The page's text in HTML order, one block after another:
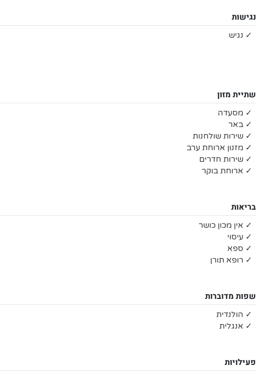
נגישות
✓ נגיש
שתיית מזון
✓ מסעדה
✓ באר
✓ שירות שולחנות
✓ מזנון ארוחת ערב
✓ שירות חדרים
✓ ארוחת בוקר
בריאות
✓ אין מכון כושר
✓ עיסוי
✓ ספא
✓ רופא תורן
שפות מדוברות
✓ הולנדית
✓ אנגלית
פעילויות